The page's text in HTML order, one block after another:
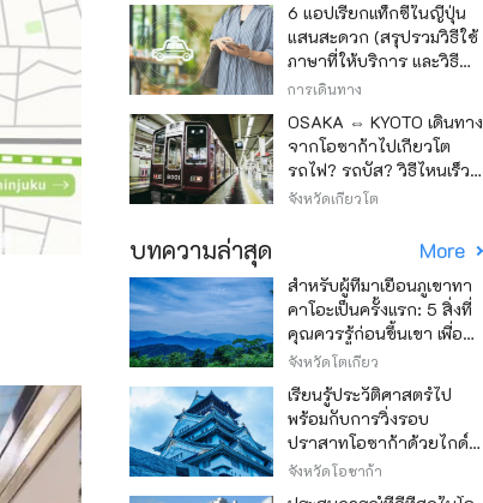
6 แอปเรียกแท็กซี่ในญี่ปุ่น
แสนสะดวก (สรุปรวมวิธีใช้
ภาษาที่ให้บริการ และวิธี
ชำระเงิน)
การเดินทาง
OSAKA ⇔ KYOTO เดินทาง
จากโอซาก้าไปเกียวโต
รถไฟ? รถบัส? วิธีไหนเร็ว
วิธีไหนถูก
จังหวัดเกียวโต
บทความล่าสุด More
สำหรับผู้ที่มาเยือนภูเขาทา
คาโอะเป็นครั้งแรก: 5 สิ่งที่
คุณควรรู้ก่อนขึ้นเขา เพื่อ
ให้การปีนเขาเป็นไปอย่าง
สนุกสนาน
จังหวัดโตเกียว
เรียนรู้ประวัติศาสตร์ไป
พร้อมกับการวิ่งรอบ
ปราสาทโอซาก้าด้วยไกด์
เสียง "วิ่ง วิ่ง เรียนรู้"
จังหวัดโอซาก้า